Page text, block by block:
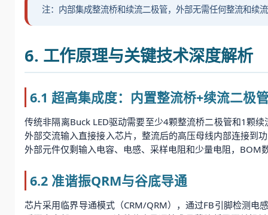
注：内部集成整流桥和续流二极管，外部无需任何整流和续
6. 工作原理与关键技术深度解析
6.1 超高集成度：内置整流桥+续流二极
传统非隔离Buck LED驱动需要至少4颗整流桥二极管和1颗
外部交流输入直接接入芯片，整流后的高压母线内部连接到
外部元件仅剩输入电容、电感、采样电阻和少量电阻，BOM
6.2 准谐振QRM与谷底导通
芯片采用临界导通模式（CRM/QRM），通过FB引脚检测